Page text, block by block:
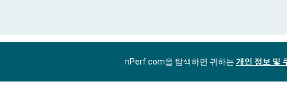
nPerf.com을 탐색하면 귀하는 개인 정보 및